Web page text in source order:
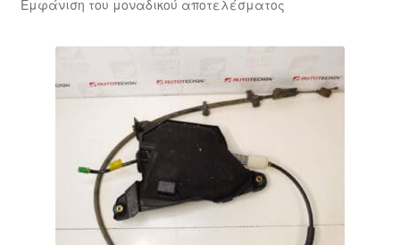
Παγκόσμια αποστολή
Παράπονα
πληρωμές
Εμφάνιση του μοναδικού αποτελέσματος